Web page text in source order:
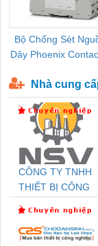
Bộ Chống Sét
Dây Phoenix
Nhà cung
CÔNG TY TNHH
THIẾT BỊ CÔNG
SETSUBI VIỆT
NAM